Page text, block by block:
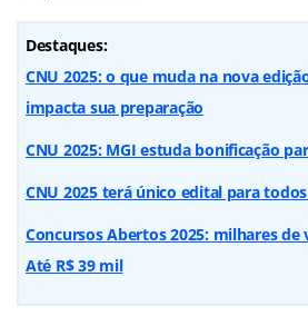
Destaques:
CNU 2025: o que muda na nova
impacta sua preparação
CNU 2025: MGI estuda bonificação
CNU 2025 terá único edital para
Concursos Abertos 2025: milhares de
Até R$ 39 mil